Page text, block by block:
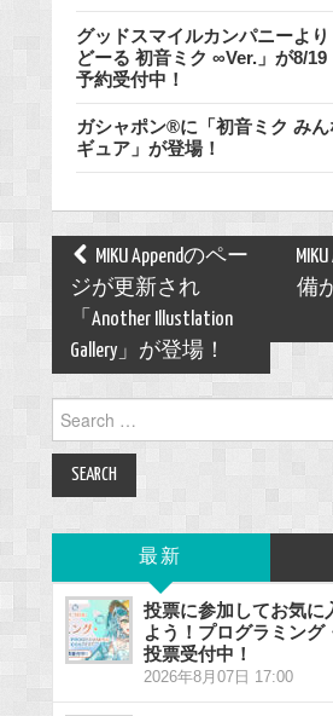
グッドスマイルカンパニーよ
どーる 初音ミク ∞Ver.」が8/
予約受付中！
ガシャポン®に「初音ミク み
ギュア」が登場！
Post
navigation
MIKU Appendのペー
ジが更新され
「Another Illustlation
Gallery」が登場！
備
for:
最新
投票に参加してお気に
よう！プログラミング
投票受付中！
2026年8月07日 17:00